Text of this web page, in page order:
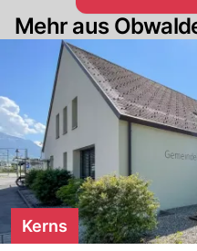
Mehr aus
Kerns